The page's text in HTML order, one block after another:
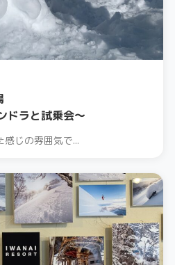
ドラと試乗会〜
じの雰囲気で...